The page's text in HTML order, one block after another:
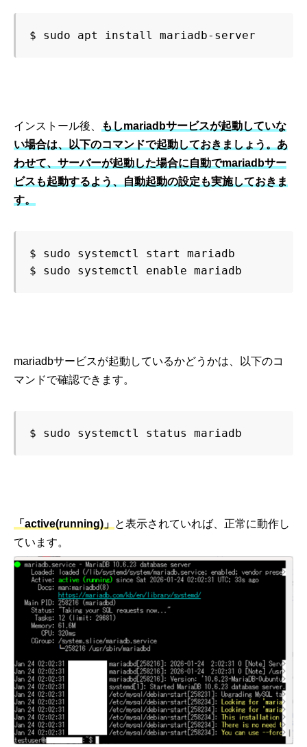
$ sudo apt install mariadb-server
インストール後、
もしmariadbサービスが起動していな
い場合は、以下のコマンドで起動しておきましょう。あ
わせて、サーバーが起動した場合に自動でmariadbサー
ビスも起動するよう、自動起動の設定も実施しておきま
す。
$ sudo systemctl start mariadb
$ sudo systemctl enable mariadb
mariadbサービスが起動しているかどうかは、以下のコ
マンドで確認できます。
$ sudo systemctl status mariadb
「active(running)」 と表示されていれば、正常に動作し
ています。